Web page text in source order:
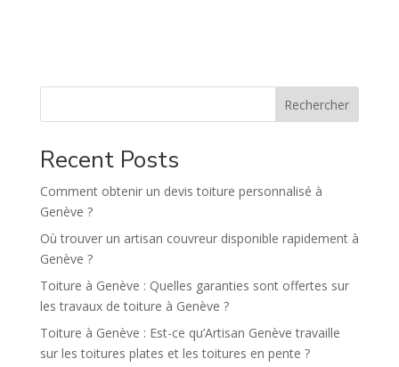
i
e
:
Rechercher
Recent Posts
Comment obtenir un devis toiture personnalisé à
Genève ?
Où trouver un artisan couvreur disponible rapidement à
Genève ?
Toiture à Genève : Quelles garanties sont offertes sur
les travaux de toiture à Genève ?
Toiture à Genève : Est-ce qu’Artisan Genève travaille
sur les toitures plates et les toitures en pente ?